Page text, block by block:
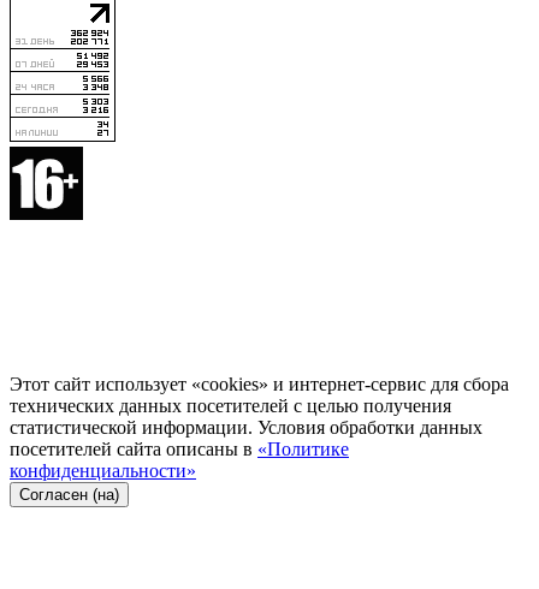
Этот сайт использует «cookies» и интернет-сервис для сбора
технических данных посетителей с целью получения
статистической информации. Условия обработки данных
посетителей сайта описаны в «Политике
конфиденциальности»
Согласен (на)